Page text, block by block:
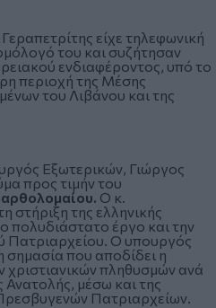
είχε τηλεφωνική
του και συζήτησαν
ενδιαφέροντος, υπό το
περιοχή της Μέσης
του Λιβάνου και της
Εξωτερικών, Γιώργος
προς τιμήν του
Ο κ.
στήριξη της ελληνικής
πολυδιάστατο έργο και την
Πατριαρχείου. Ο υπουργός
σημασία που αποδίδει η
πληθυσμών ανά
μέσω και της
Πατριαρχείων.